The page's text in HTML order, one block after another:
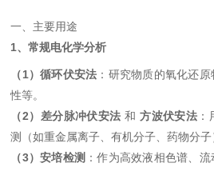
一、主要用途
1、常规电化学分析
（1）循环伏安法 ：研究物质的氧化还
性等。
（2）差分脉冲伏安法 和方波伏安法
测（如重金属离子、有机分子、药物分子
（3）安培检测 ：作为高效液相色谱、